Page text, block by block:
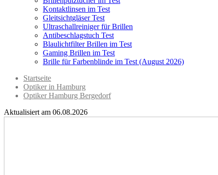
Kontaktlinsen im Test
Gleitsichtgläser Test
Ultraschallreiniger für Brillen
Antibeschlagstuch Test
Blaulichtfilter Brillen im Test
Gaming Brillen im Test
Brille für Farbenblinde im Test (August 2026)
Startseite
Optiker in Hamburg
Optiker Hamburg Bergedorf
Aktualisiert am 06.08.2026